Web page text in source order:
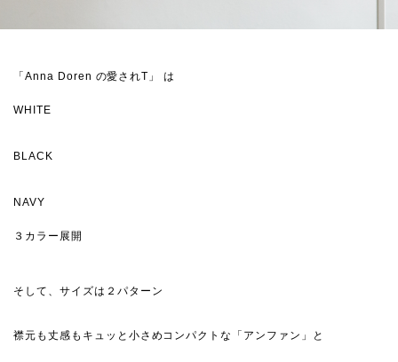
「Anna Doren の愛されT」 は
WHITE
BLACK
NAVY
３カラー展開
そして、サイズは２パターン
襟元も丈感もキュッと小さめコンパクトな「アンファン」と